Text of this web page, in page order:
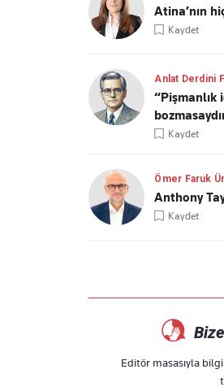
Atina’nın
Kaydet
Anlat Derdini
“Pişmanlık
Kaydet
Ömer Faruk
Anthony
Kaydet
Editör masasıyla